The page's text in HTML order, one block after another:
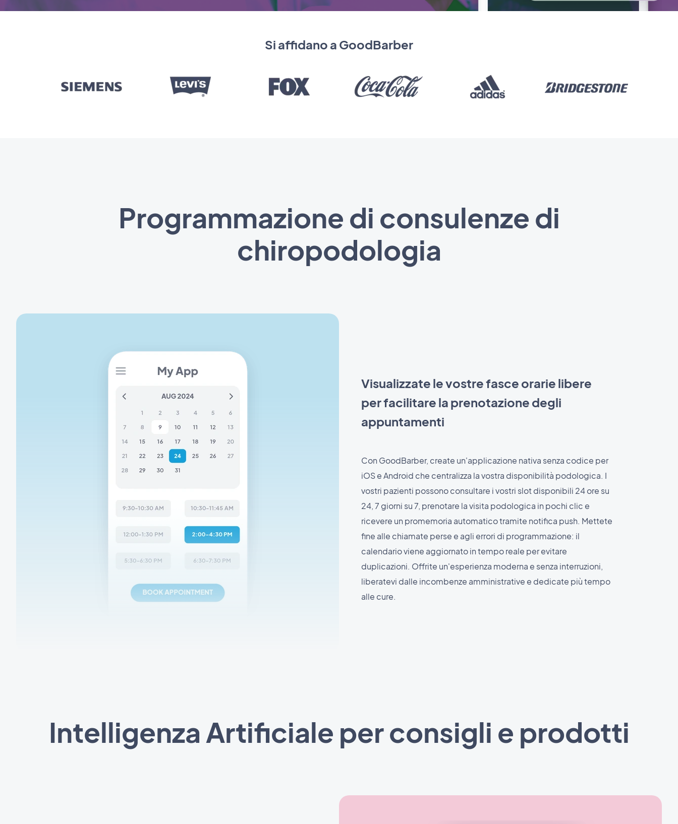
Si affidano a GoodBarber
Programmazione di consulenze di
chiropodologia
Visualizzate le vostre fasce orarie libere
per facilitare la prenotazione degli
appuntamenti
Con GoodBarber, create un'applicazione nativa senza codice per
iOS e Android che centralizza la vostra disponibilità podologica. I
vostri pazienti possono consultare i vostri slot disponibili 24 ore su
24, 7 giorni su 7, prenotare la visita podologica in pochi clic e
ricevere un promemoria automatico tramite notifica push. Mettete
fine alle chiamate perse e agli errori di programmazione: il
calendario viene aggiornato in tempo reale per evitare
duplicazioni. Offrite un'esperienza moderna e senza interruzioni,
liberatevi dalle incombenze amministrative e dedicate più tempo
alle cure.
Intelligenza Artificiale per consigli e prodotti